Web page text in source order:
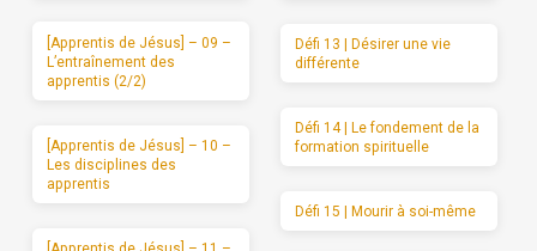
[Apprentis de Jésus] – 09 –
L’entraînement des
apprentis (2/2)
[Apprentis de Jésus] – 10 –
Les disciplines des
apprentis
Défi 13 | Désirer une vie
différente
Défi 14 | Le fondement de la
formation spirituelle
Défi 15 | Mourir à soi-même